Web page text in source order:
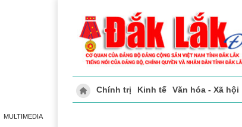
MULTIMEDIA
Chính trị Kinh tế Văn hóa - Xã hội